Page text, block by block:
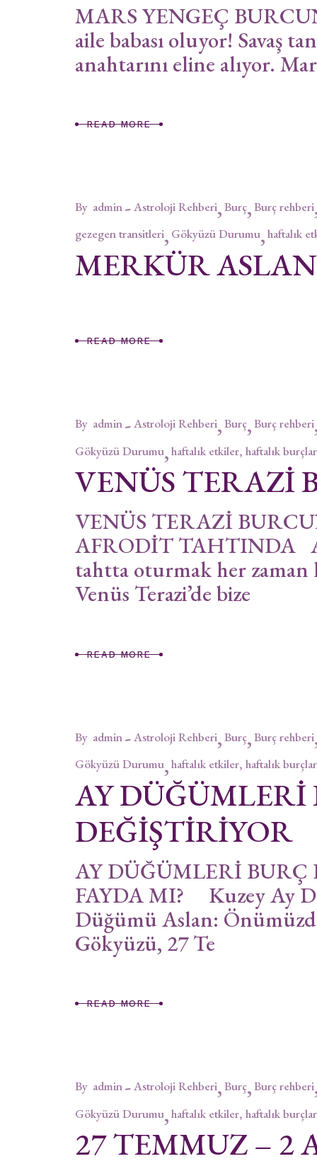
MARS YENGEÇ
aile babası oluyor! Savaş
anahtarını eline alıyor.
READ MORE
By admin Astroloji Rehberi Burç Burç rehberi
gezegen transitleri Gökyüzü Durumu haftalık
MERKÜR
READ MORE
By admin Astroloji Rehberi Burç Burç rehberi
Gökyüzü Durumu haftalık etkiler, haftalık burçlar
VENÜS TERAZİ
VENÜS TERAZİ
AFRODİT TAHTINDA
tahtta oturmak her
Venüs Terazi’de bize
READ MORE
By admin Astroloji Rehberi Burç Burç rehberi
Gökyüzü Durumu haftalık etkiler, haftalık burçlar
AY DÜĞÜMLERİ
DEĞİŞTİRİYOR
AY DÜĞÜMLERİ BURÇ
FAYDA MI? Kuzey Ay
Düğümü Aslan:
Gökyüzü, 27 Te
READ MORE
By admin Astroloji Rehberi Burç Burç rehberi
Gökyüzü Durumu haftalık etkiler, haftalık burçlar
27 TEMMUZ – 2